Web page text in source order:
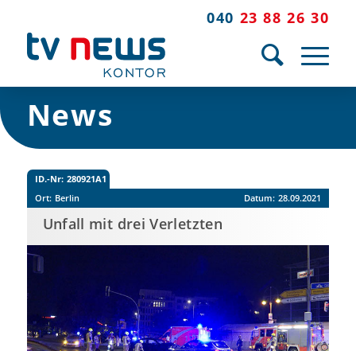
040 23 88 26 30
News
ID.-Nr: 280921A1
Ort: Berlin Datum: 28.09.2021
Unfall mit drei Verletzten